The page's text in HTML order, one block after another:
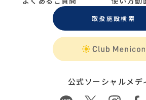
取扱施設検索
公式ソーシャルメデ